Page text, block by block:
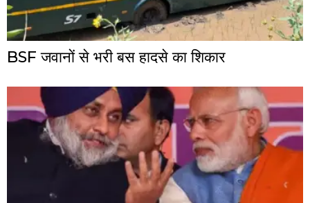
BSF जवानों से भरी बस हादसे का शिकार